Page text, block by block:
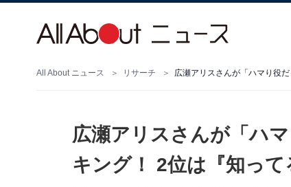
All About ニュース リサーチ 広瀬アリスさんが「ハマり役
広瀬アリスさんが「ハ
キング！ 2位は『知っ